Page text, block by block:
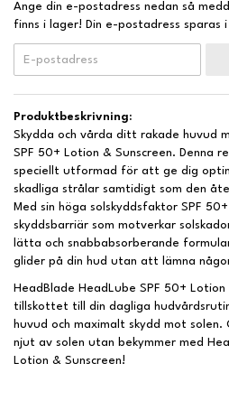
Ange din e-postadress nedan så
finns i lager! Din e-postadress sparas
Produktbeskrivning:
Skydda och vårda ditt rakade huvud
SPF 50+ Lotion & Sunscreen. Denna
speciellt utformad för att ge dig
skadliga strålar samtidigt som den
Med sin höga solskyddsfaktor SPF
skyddsbarriär som motverkar
lätta och snabbabsorberande
glider på din hud utan att lämna
HeadBlade HeadLube SPF 50+
tillskottet till din dagliga
huvud och maximalt skydd mot
njut av solen utan bekymmer med
Lotion & Sunscreen!